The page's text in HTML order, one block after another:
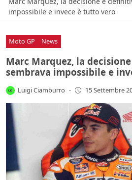
impossibile e invece è tutto vero
Moto GP News
Marc Marquez, la
sembrava impossibile e
Luigi Ciamburro - 15 Settembre